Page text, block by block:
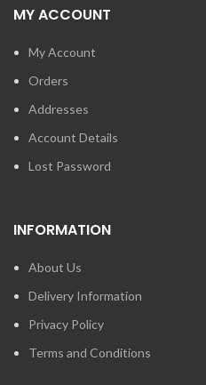
MY ACCOUNT
My Account
Orders
Addresses
Account Details
Lost Password
INFORMATION
About Us
Delivery Information
Privacy Policy
Terms and Conditions